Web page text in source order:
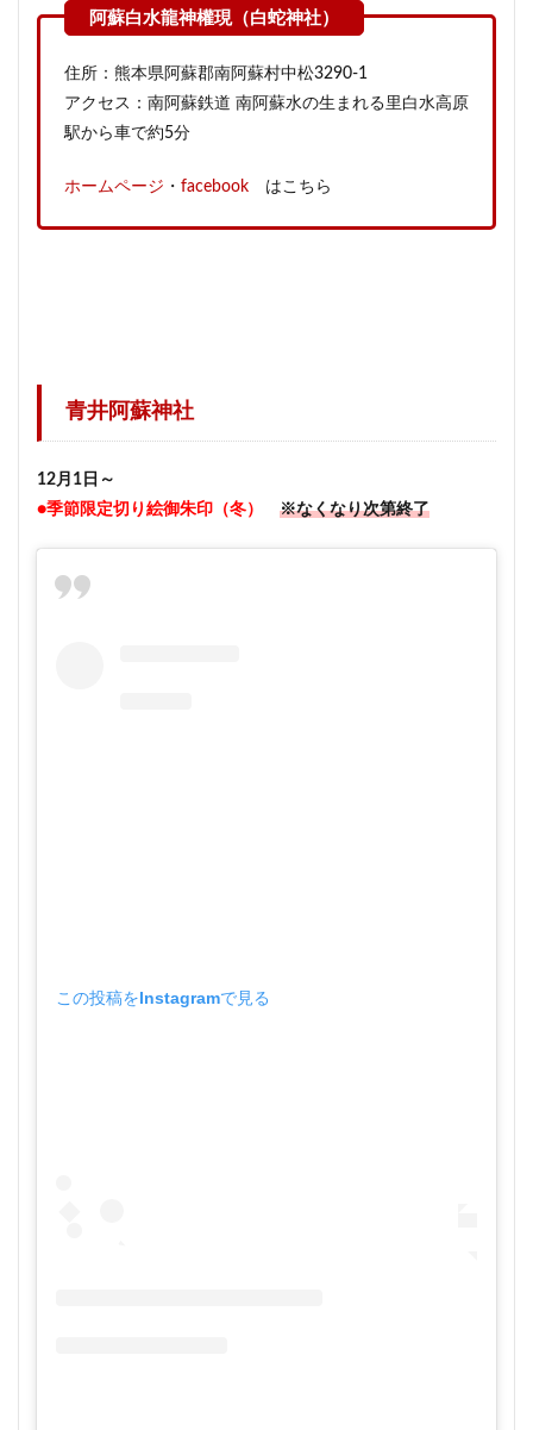
住所：熊本県阿蘇郡南阿蘇村中松3290-1
アクセス：南阿蘇鉄道 南阿蘇水の生まれる里白水高原
駅から車で約5分
ホームページ ・ facebook はこちら
青井阿蘇神社
12月1日～
●季節限定切り絵御朱印（冬）
※なくなり次第終了
この投稿をInstagramで見る